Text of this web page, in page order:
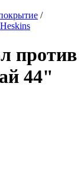
/
Heskins
против
44"